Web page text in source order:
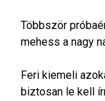
Többször
mehess a nagy
Feri kiemeli
biztosan le kell